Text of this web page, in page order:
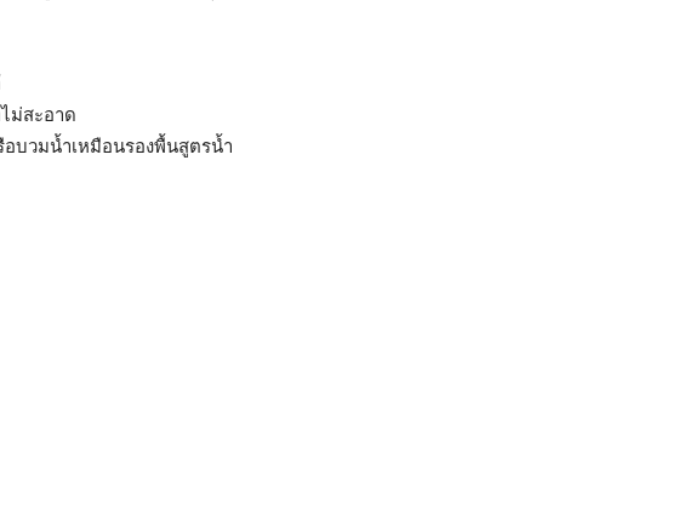
ม่สะอาด
บวมน้ำเหมือนรองพื้นสูตรน้ำ